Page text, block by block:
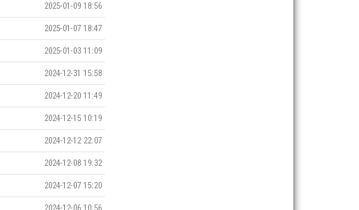
2025-01-09 18:56
2025-01-07 18:47
2025-01-03 11:09
2024-12-31 15:58
2024-12-20 11:49
2024-12-15 10:19
2024-12-12 22:07
2024-12-08 19:32
2024-12-07 15:20